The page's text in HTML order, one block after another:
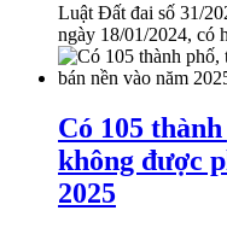
Luật Đất đai số 31/
ngày 18/01/2024, có
​Có 105
không được
2025